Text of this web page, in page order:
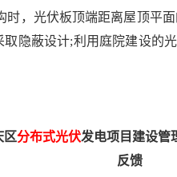
时，光伏板顶端距离屋顶平
隐蔽设计;利用庭院建设的
区分布式光伏发电项目建设管
反馈